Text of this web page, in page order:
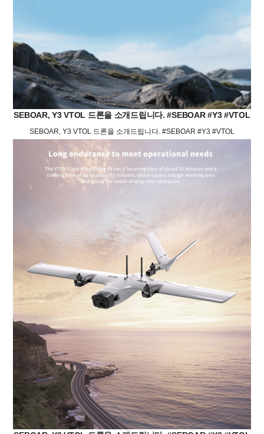
SEBOAR, Y3 VTOL 드론을 소개드립니다. #SEBOAR #Y3 #VTOL
SEBOAR, Y3 VTOL 드론을 소개드립니다. #SEBOAR #Y3 #VTOL